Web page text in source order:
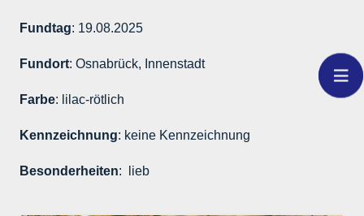
Fundtag: 19.08.2025
Fundort: Osnabrück, Innenstadt
Farbe: lilac-rötlich
Kennzeichnung: keine Kennzeichnung
Besonderheiten: lieb